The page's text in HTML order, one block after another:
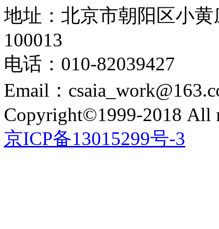
地址：北京市朝阳区小
100013
电话：010-82039427
Email：
Copyright©1999-2018 All
京ICP备13015299号-3